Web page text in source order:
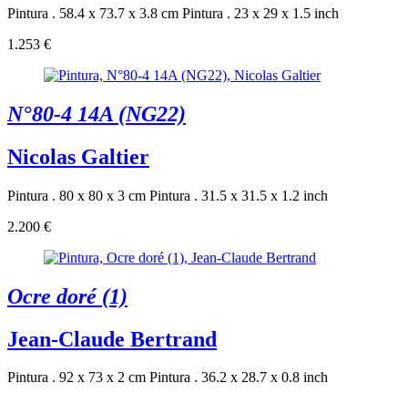
Pintura . 58.4 x 73.7 x 3.8 cm Pintura . 23 x 29 x 1.5 inch
1.253 €
N°80-4 14A (NG22)
Nicolas Galtier
Pintura . 80 x 80 x 3 cm Pintura . 31.5 x 31.5 x 1.2 inch
2.200 €
Ocre doré (1)
Jean-Claude Bertrand
Pintura . 92 x 73 x 2 cm Pintura . 36.2 x 28.7 x 0.8 inch